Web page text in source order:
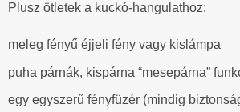
Plusz ötletek a kuckó-hangulathoz:
meleg fényű éjjeli fény vagy kislámpa
puha párnák, kispárna “mesepárna”
egy egyszerű fényfüzér (mindig